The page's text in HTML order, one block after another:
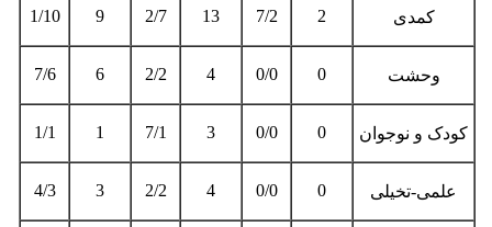
کمدی 2
7/2
13
2/7
9
1/10
وحشت 0
0/0
4
2/2
6
7/6
کودک و نوجوان 0
0/0
3
7/1
1
1/1
علمی-تخیلی 0
0/0
4
2/2
3
4/3